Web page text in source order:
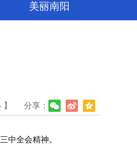
美丽南阳
分享：
】
中全会精神。